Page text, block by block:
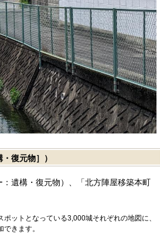
復元物］）
遺構・復元物）、「北方陣屋移築本町
ットとなっている3,000城それぞれの地図に、
きます。